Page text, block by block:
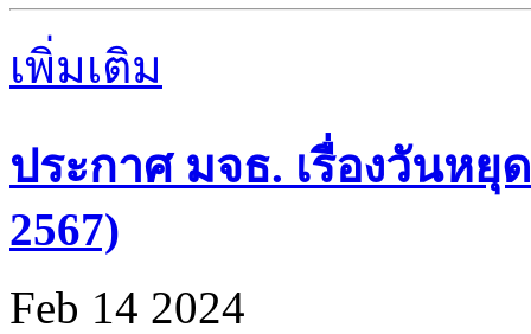
เพิ่มเติม
ประกาศ มจธ. เรื่องวันหยุ
2567)
Feb 14 2024